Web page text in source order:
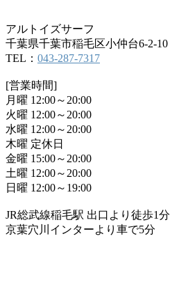
アルトイズサーフ
千葉県千葉市稲毛区小仲台6-2-10
TEL： 043-287-7317
[営業時間]
月曜 12:00～20:00
火曜 12:00～20:00
水曜 12:00～20:00
木曜 定休日
金曜 15:00～20:00
土曜 12:00～20:00
日曜 12:00～19:00
JR総武線稲毛駅 出口より徒歩1分
京葉穴川インターより車で5分